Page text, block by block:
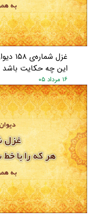
غزل
این چه حکایت باشد
۱۶ مرداد ۰۵